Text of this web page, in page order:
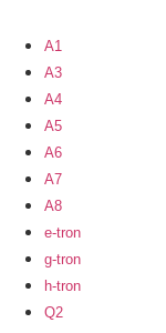
A1
A3
A4
A5
A6
A7
A8
e-tron
g-tron
h-tron
Q2